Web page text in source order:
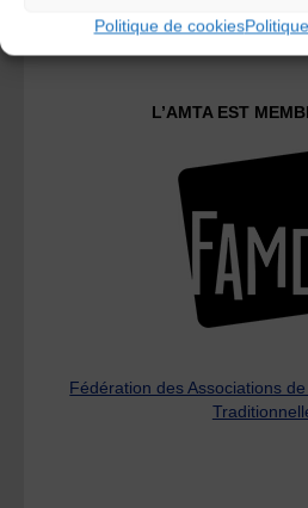
Politique de cookies
L’AMTA EST
Fédération des Associations